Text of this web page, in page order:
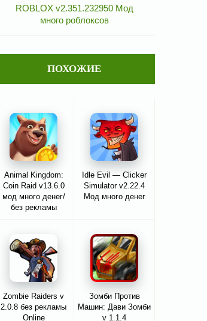
ROBLOX v2.351.232950 Мод
много роблоксов
ПОХОЖИЕ
Animal Kingdom:
Coin Raid v13.6.0
мод много денег/
без рекламы
Idle Evil — Clicker
Simulator v2.22.4
Мод много денег
Zombie Raiders v
2.0.8 без рекламы
Online
Зомби Против
Машин: Дави Зомби
v 1.1.4